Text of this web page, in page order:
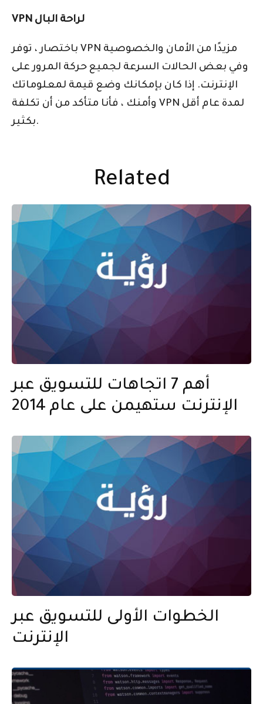
VPN لراحة البال
باختصار ، توفر VPN مزيدًا من الأمان والخصوصية
وفي بعض الحالات السرعة لجميع حركة المرور على
الإنترنت. إذا كان بإمكانك وضع قيمة لمعلوماتك
وأمنك ، فأنا متأكد من أن تكلفة VPN لمدة عام أقل
بكثير.
Related
أهم 7 اتجاهات للتسويق عبر
الإنترنت ستهيمن على عام 2014
الخطوات الأولى للتسويق عبر
الإنترنت